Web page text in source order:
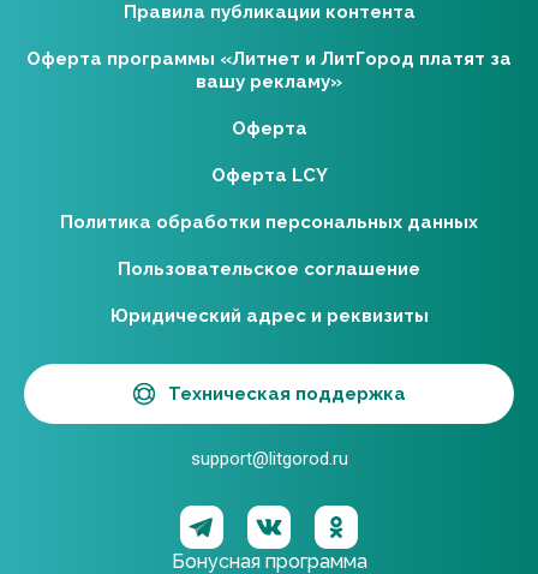
Бонусная программа
Правила публикации контента
Оферта программы «Литнет и ЛитГород платят за
вашу рекламу»
Оферта
Оферта LCY
Политика обработки персональных данных
Пользовательское соглашение
Юридический адрес и реквизиты
Техническая поддержка
support@litgorod.ru